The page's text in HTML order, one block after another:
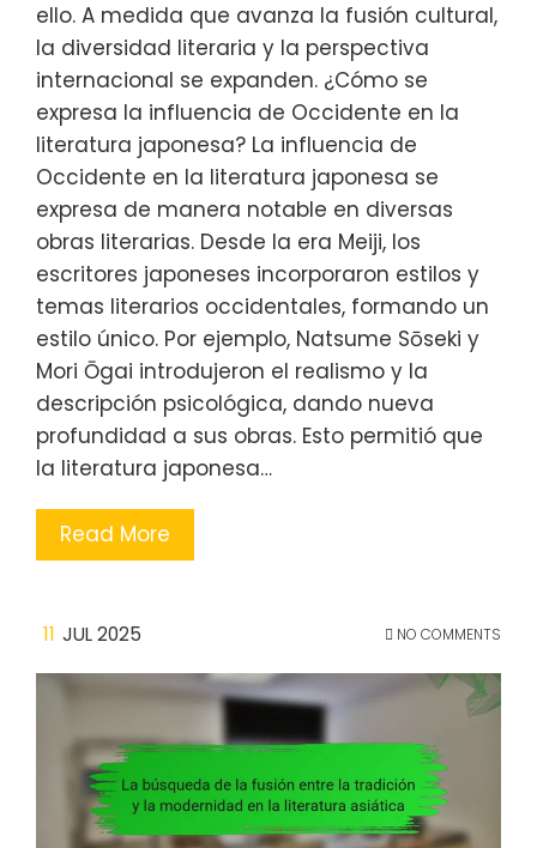
ello. A medida que avanza la fusión cultural,
la diversidad literaria y la perspectiva
internacional se expanden. ¿Cómo se
expresa la influencia de Occidente en la
literatura japonesa? La influencia de
Occidente en la literatura japonesa se
expresa de manera notable en diversas
obras literarias. Desde la era Meiji, los
escritores japoneses incorporaron estilos y
temas literarios occidentales, formando un
estilo único. Por ejemplo, Natsume Sōseki y
Mori Ōgai introdujeron el realismo y la
descripción psicológica, dando nueva
profundidad a sus obras. Esto permitió que
la literatura japonesa…
Read More
11 JUL 2025 NO COMMENTS